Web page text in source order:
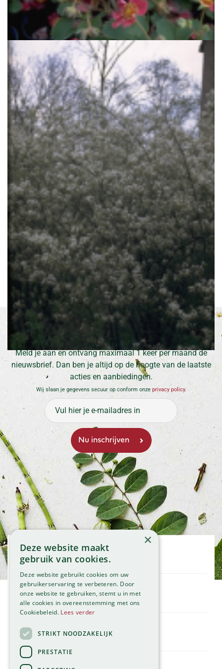
Aardbei
Fragaria 'Red Ruby'
Amerikaans krentenboompje
Amelanchier lamarckii
Inschrijven voor onze nieuwsbrief
Meld je aan en ontvang maximaal 1 keer per maand de
nieuwsbrief. Dan ben je altijd op de hoogte van de laatste
acties en aanbiedingen.
Wij slaan je gegevens secuur op conform onze privacy policy.
Openingstijden
Maandag
Dinsdag
Woensdag
Donderdag
Vrijdag
Zaterdag
Zondag
Bekijk onze afwijkende openingstijden >
Klantenservice
Service
Tuincentrum
Contact
Global Garden
Hillegommerdijk 554
×
Deze website maakt
gebruik van cookies.
Deze website gebruikt cookies om uw
gebruikerservaring te verbeteren. Door
onze website te gebruiken, stemt u in met
alle cookies in overeenstemming met ons
Cookiebeleid. Lees verder
STRIKT NOODZAKELIJK
PRESTATIE